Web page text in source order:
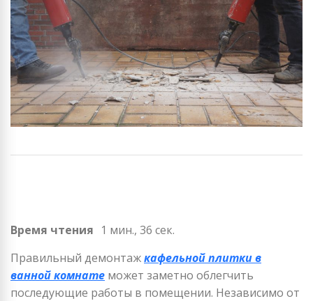
Время чтения 1 мин., 36 сек.
Правильный демонтажкафельной плитки в
ванной комнате может заметно облегчить
последующие работы в помещении. Независимо от